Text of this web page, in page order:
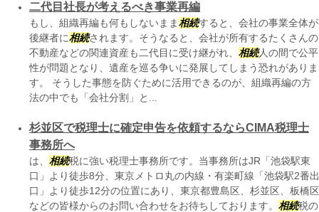
二代目社長が考えるべき事業再編
もし、組織再編も何もしないまま相続すると、会社の事業全体が
後継者に相続されます。そうなると、会社が所有するたくさんの
不動産などの関連資産も二代目に受け継がれ、 相続人の間で公平
性が問題となり、遺産を巡る争いに発展してしまう恐れがありま
す。 そうした事態を防ぐために活用できるのが、組織再編の方
法の中でも「会社分割」と...
杉並区で税理士に確定申告を依頼するならCIMA税理士
事務所へ
は、 相続税に強い税理士事務所です。当事務所はJR「池袋駅東
口」より徒歩8分、東京メトロ丸の内線・有楽町線「池袋駅2番出
口」より徒歩12分の位置にあり、東京都豊島区、杉並区、板橋区
などの皆様からのお問い合わせをお待ちしております。 相続税の